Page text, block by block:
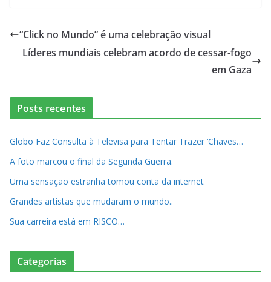
“Click no Mundo” é uma celebração visual
Líderes mundiais celebram acordo de cessar-fogo
em Gaza
Posts recentes
Globo Faz Consulta à Televisa para Tentar Trazer ‘Chaves…
A foto marcou o final da Segunda Guerra.
Uma sensação estranha tomou conta da internet
Grandes artistas que mudaram o mundo..
Sua carreira está em RISCO…
Categorias